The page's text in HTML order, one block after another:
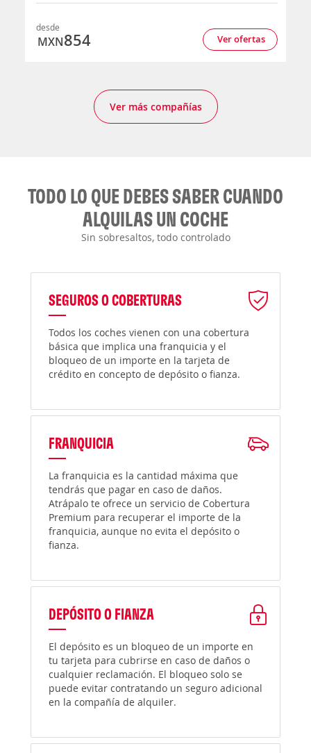
desde
MXN854 Ver ofertas
Ver más compañías
TODO LO QUE DEBES SABER CUANDO
ALQUILAS UN COCHE
Sin sobresaltos, todo controlado
SEGUROS O COBERTURAS
Todos los coches vienen con una cobertura
básica que implica una franquicia y el
bloqueo de un importe en la tarjeta de
crédito en concepto de depósito o fianza.
FRANQUICIA
La franquicia es la cantidad máxima que
tendrás que pagar en caso de daños.
Atrápalo te ofrece un servicio de Cobertura
Premium para recuperar el importe de la
franquicia, aunque no evita el depósito o
fianza.
DEPÓSITO O FIANZA
El depósito es un bloqueo de un importe en
tu tarjeta para cubrirse en caso de daños o
cualquier reclamación. El bloqueo solo se
puede evitar contratando un seguro adicional
en la compañía de alquiler.